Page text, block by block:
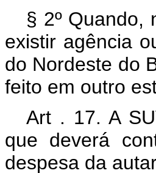
§ 2º Quando,
existir agência
do Nordeste do
feito em outro
Art . 17. A
que deverá
despesa da